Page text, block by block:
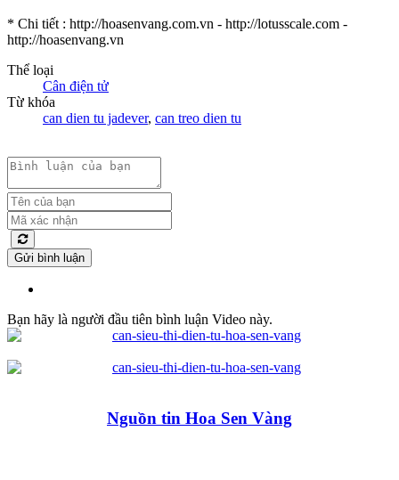
* Chi tiết : http://hoasenvang.com.vn - http://lotusscale.com -
http://hoasenvang.vn
Thể loại
Cân điện tử
Từ khóa
can dien tu jadever, can treo dien tu
Gửi bình luận
Bạn hãy là người đầu tiên bình luận Video này.
Nguồn tin Hoa Sen Vàng